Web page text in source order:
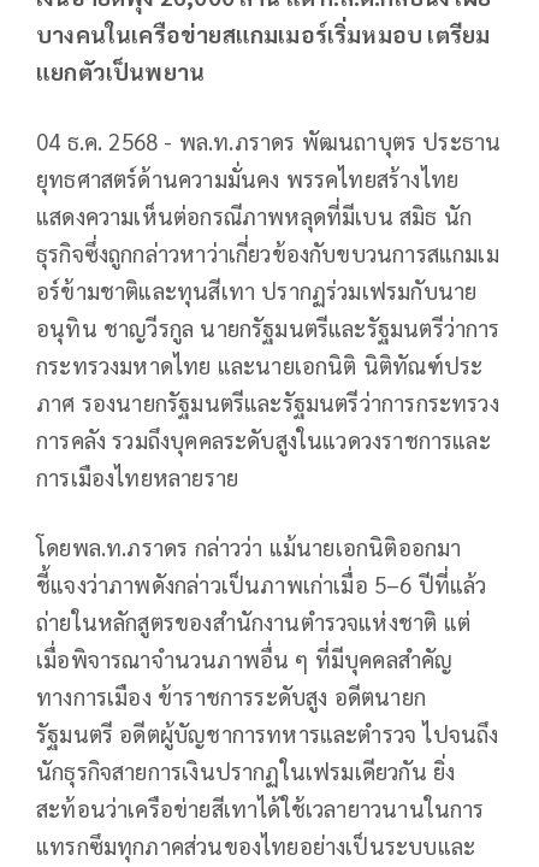
บางคนในเครือข่ายสแกมเมอร์เริ่มหมอบ เตรียม
แยกตัวเป็นพยาน
04 ธ.ค. 2568 - พล.ท.ภราดร พัฒนถาบุตร ประธาน
ยุทธศาสตร์ด้านความมั่นคง พรรคไทยสร้างไทย
แสดงความเห็นต่อกรณีภาพหลุดที่มีเบน สมิธ นัก
ธุรกิจซึ่งถูกกล่าวหาว่าเกี่ยวข้องกับขบวนการสแกมเม
อร์ข้ามชาติและทุนสีเทา ปรากฏร่วมเฟรมกับนาย
อนุทิน ชาญวีรกูล นายกรัฐมนตรีและรัฐมนตรีว่าการ
กระทรวงมหาดไทย และนายเอกนิติ นิติทัณฑ์ประ
ภาศ รองนายกรัฐมนตรีและรัฐมนตรีว่าการกระทรวง
การคลัง รวมถึงบุคคลระดับสูงในแวดวงราชการและ
การเมืองไทยหลายราย
โดยพล.ท.ภราดร กล่าวว่า แม้นายเอกนิติออกมา
ชี้แจงว่าภาพดังกล่าวเป็นภาพเก่าเมื่อ 5–6 ปีที่แล้ว
ถ่ายในหลักสูตรของสำนักงานตำรวจแห่งชาติ แต่
เมื่อพิจารณาจำนวนภาพอื่น ๆ ที่มีบุคคลสำคัญ
ทางการเมือง ข้าราชการระดับสูง อดีตนายก
รัฐมนตรี อดีตผู้บัญชาการทหารและตำรวจ ไปจนถึง
นักธุรกิจสายการเงินปรากฏในเฟรมเดียวกัน ยิ่ง
สะท้อนว่าเครือข่ายสีเทาได้ใช้เวลายาวนานในการ
แทรกซึมทุกภาคส่วนของไทยอย่างเป็นระบบและ